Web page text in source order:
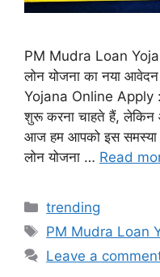
PM Mudra Loan
लोन योजना का नया
Yojana Online Apply
शुरू करना चाहते हैं, लेकिन
आज हम आपको इस समस्या
लोन योजना … Read
Categories
trending
Tags
PM Mudra Loan
Leave a